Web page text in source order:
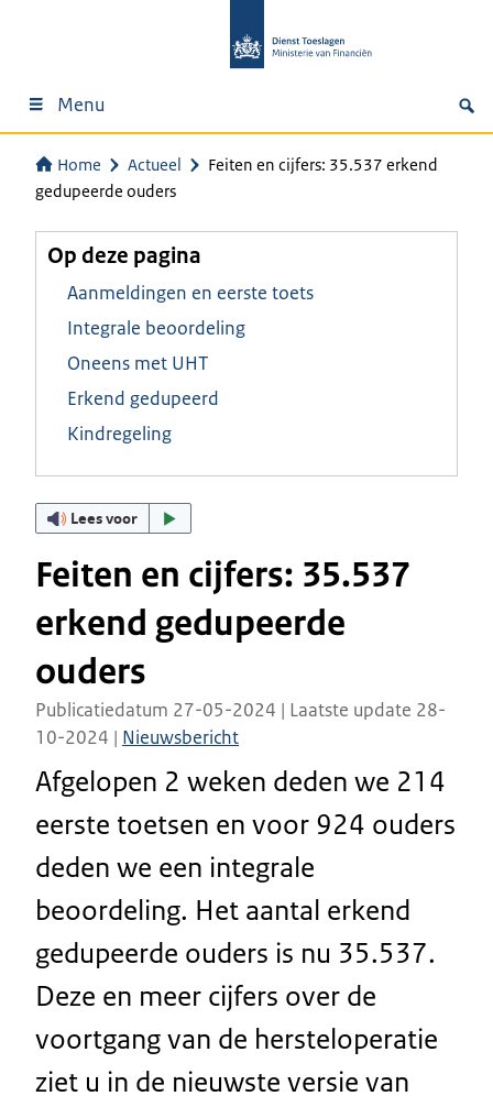
Menu
Home Actueel
Feiten en cijfers: 35.537 erkend
gedupeerde ouders
Op deze pagina
Aanmeldingen en eerste toets
Integrale beoordeling
Oneens met UHT
Erkend gedupeerd
Kindregeling
Lees voor
Feiten en cijfers: 35.537
erkend gedupeerde
ouders
Publicatiedatum 27-05-2024 | Laatste update 28-
10-2024 | Nieuwsbericht
Afgelopen 2 weken deden we 214
eerste toetsen en voor 924 ouders
deden we een integrale
beoordeling. Het aantal erkend
gedupeerde ouders is nu 35.537.
Deze en meer cijfers over de
voortgang van de hersteloperatie
ziet u in de nieuwste versie van